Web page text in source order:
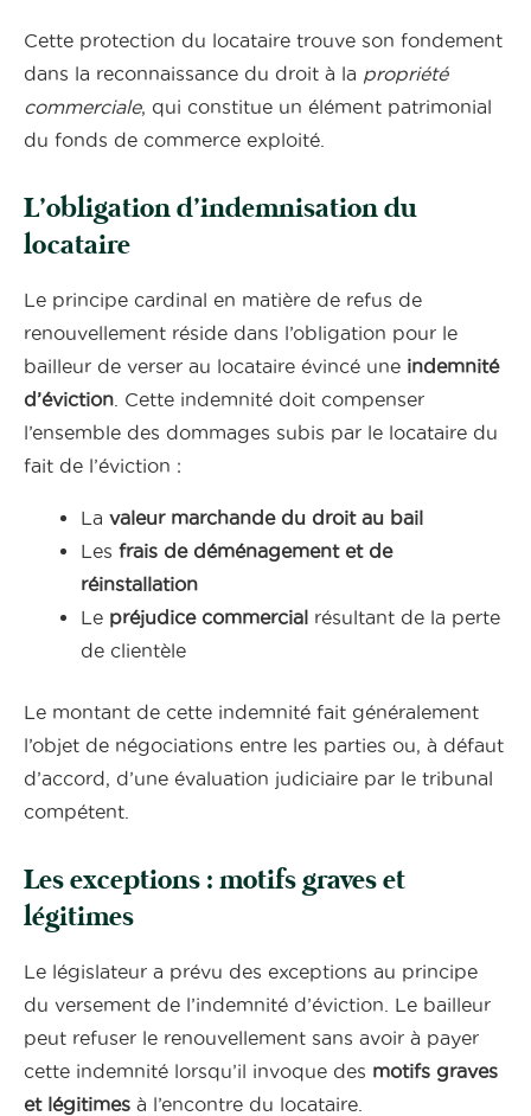
Cette protection du locataire trouve son fondement
dans la reconnaissance du droit à la propriété
commerciale, qui constitue un élément patrimonial
du fonds de commerce exploité.
L’obligation d’indemnisation du
locataire
Le principe cardinal en matière de refus de
renouvellement réside dans l’obligation pour le
bailleur de verser au locataire évincé une indemnité
d’éviction . Cette indemnité doit compenser
l’ensemble des dommages subis par le locataire du
fait de l’éviction :
La valeur marchande du droit au bail
Les frais de déménagement et de
réinstallation
Le préjudice commercial résultant de la perte
de clientèle
Le montant de cette indemnité fait généralement
l’objet de négociations entre les parties ou, à défaut
d’accord, d’une évaluation judiciaire par le tribunal
compétent.
Les exceptions : motifs graves et
légitimes
Le législateur a prévu des exceptions au principe
du versement de l’indemnité d’éviction. Le bailleur
peut refuser le renouvellement sans avoir à payer
cette indemnité lorsqu’il invoque des motifs graves
et légitimes à l’encontre du locataire.